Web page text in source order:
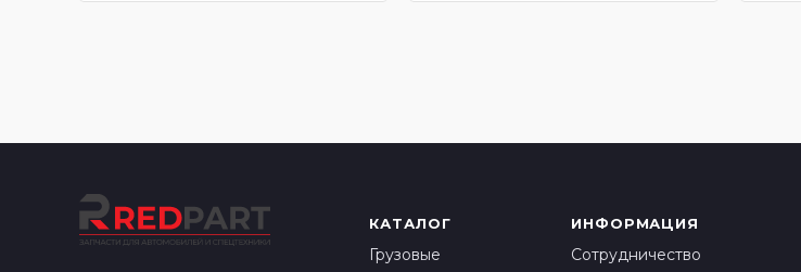
КАТАЛОГ
Грузовые
ИНФОРМАЦИЯ
Сотрудничество